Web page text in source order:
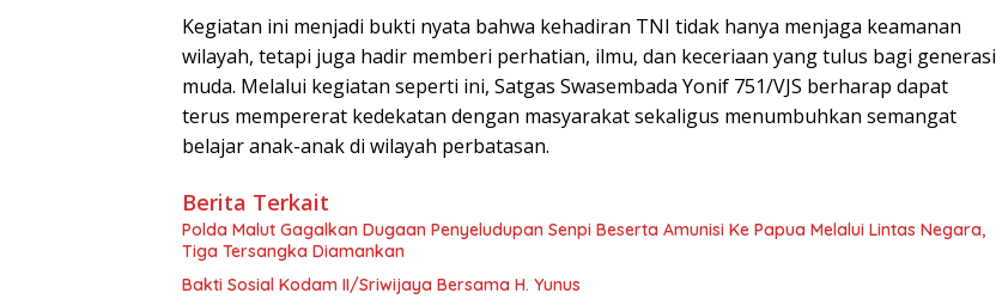
Kegiatan ini menjadi bukti nyata bahwa kehadiran TNI tidak hanya menjaga keamanan
wilayah, tetapi juga hadir memberi perhatian, ilmu, dan keceriaan yang tulus bagi generasi
muda. Melalui kegiatan seperti ini, Satgas Swasembada Yonif 751/VJS berharap dapat
terus mempererat kedekatan dengan masyarakat sekaligus menumbuhkan semangat
belajar anak-anak di wilayah perbatasan.
Berita Terkait
Polda Malut Gagalkan Dugaan Penyeludupan Senpi Beserta Amunisi Ke Papua Melalui Lintas Negara,
Tiga Tersangka Diamankan
Bakti Sosial Kodam II/Sriwijaya Bersama H. Yunus